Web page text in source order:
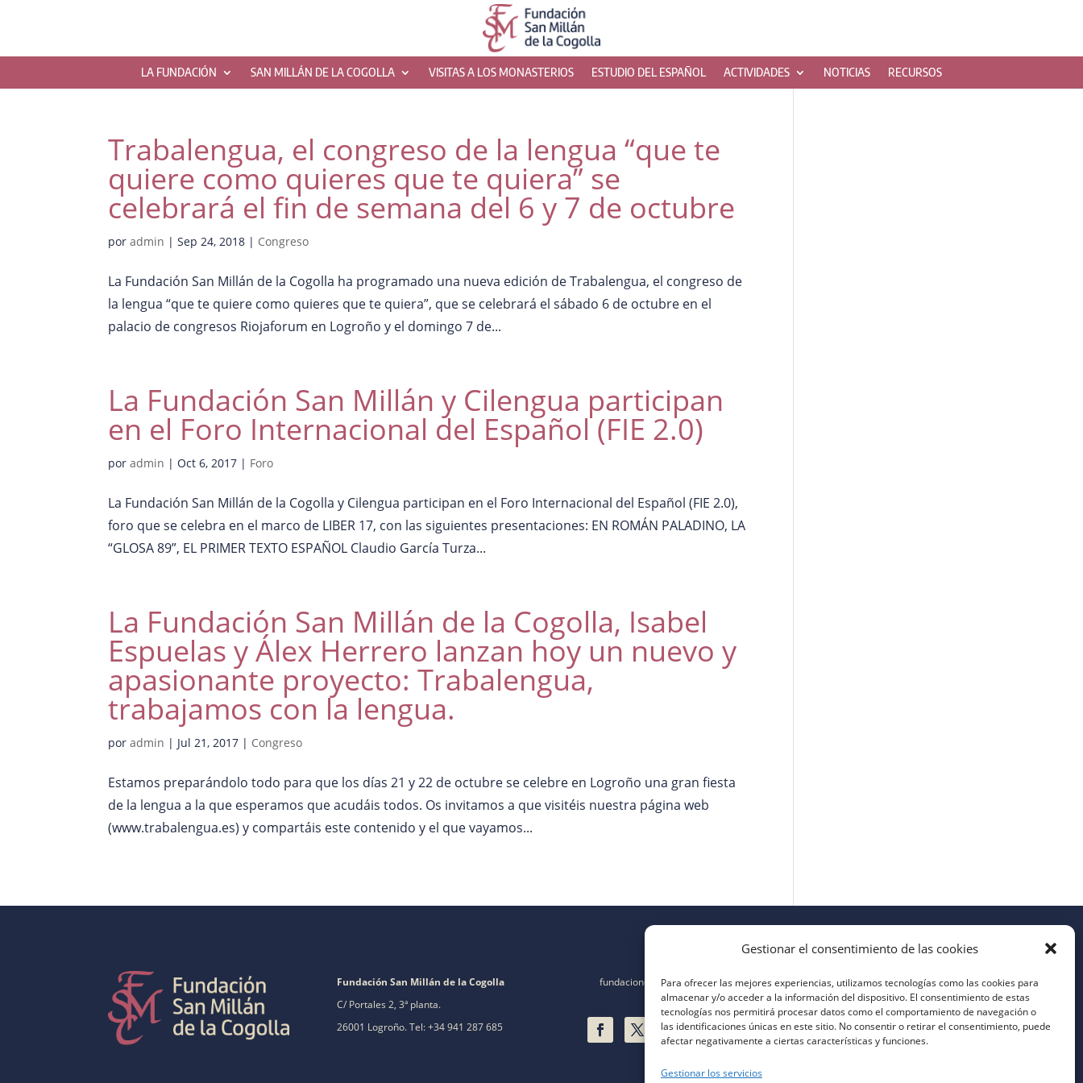
Gestionar el consentimiento de las cookies
Para ofrecer las mejores experiencias, utilizamos tecnologías como las cookies para
almacenar y/o acceder a la información del dispositivo. El consentimiento de estas
tecnologías nos permitirá procesar datos como el comportamiento de navegación o
las identificaciones únicas en este sitio. No consentir o retirar el consentimiento, puede
afectar negativamente a ciertas características y funciones.
Gestionar los servicios
LA FUNDACIÓN SAN MILLÁN DE LA COGOLLA VISITAS A LOS MONASTERIOS ESTUDIO DEL ESPAÑOL ACTIVIDADES NOTICIAS RECURSOS
Trabalengua, el congreso de la lengua “que te
quiere como quieres que te quiera” se
celebrará el fin de semana del 6 y 7 de octubre
poradmin |Sep 24, 2018 | Congreso
La Fundación San Millán de la Cogolla ha programado una nueva edición de Trabalengua, el congreso de
la lengua “que te quiere como quieres que te quiera”, que se celebrará el sábado 6 de octubre en el
palacio de congresos Riojaforum en Logroño y el domingo 7 de...
La Fundación San Millán y Cilengua participan
en el Foro Internacional del Español (FIE 2.0)
poradmin |Oct 6, 2017 | Foro
La Fundación San Millán de la Cogolla y Cilengua participan en el Foro Internacional del Español (FIE 2.0),
foro que se celebra en el marco de LIBER 17, con las siguientes presentaciones: EN ROMÁN PALADINO, LA
“GLOSA 89”, EL PRIMER TEXTO ESPAÑOL Claudio García Turza...
La Fundación San Millán de la Cogolla, Isabel
Espuelas y Álex Herrero lanzan hoy un nuevo y
apasionante proyecto: Trabalengua,
trabajamos con la lengua.
poradmin | Jul 21, 2017 | Congreso
Estamos preparándolo todo para que los días 21 y 22 de octubre se celebre en Logroño una gran fiesta
de la lengua a la que esperamos que acudáis todos. Os invitamos a que visitéis nuestra página web
(www.trabalengua.es) y compartáis este contenido y el que vayamos...
Fundación San Millán de la Cogolla
C/ Portales 2, 3ª planta.
26001 Logroño. Tel: +34 941 287 685
fundacion@fsanmillan.es